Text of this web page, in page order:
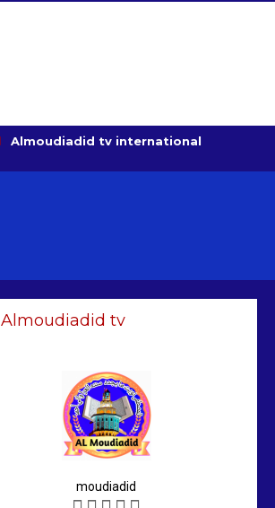
Almoudiadid tv international
Almoudiadid tv
moudiadid